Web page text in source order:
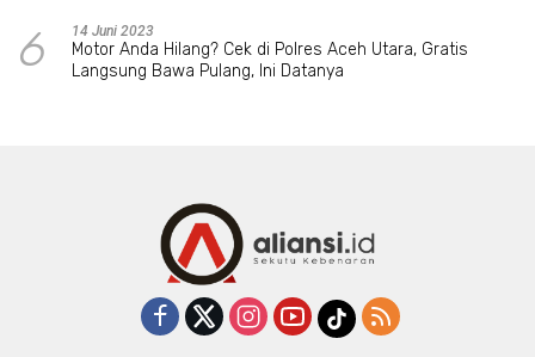
6 14 Juni 2023
Motor Anda Hilang? Cek di Polres Aceh Utara, Gratis
Langsung Bawa Pulang, Ini Datanya